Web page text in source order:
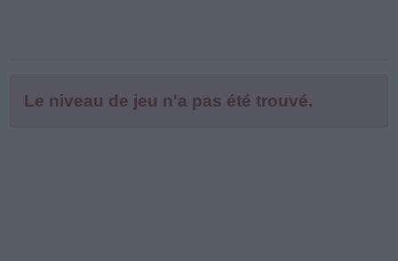
Le niveau de jeu n'a pas été trouvé.